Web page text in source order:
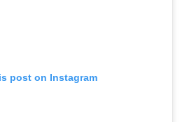
post on Instagram